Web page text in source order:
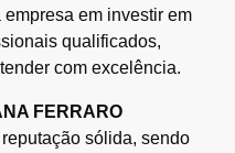
em investir em
qualificados,
com excelência.
FERRARO
sólida, sendo